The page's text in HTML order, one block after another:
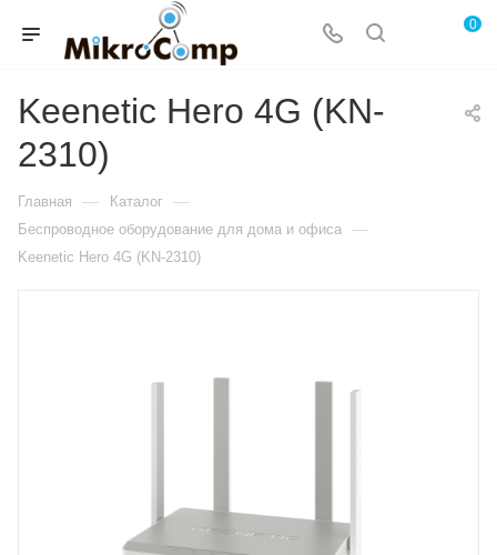
0
Keenetic Hero 4G (KN-
2310)
Главная — Каталог —
Беспроводное оборудование для дома и офиса —
Keenetic Hero 4G (KN-2310)